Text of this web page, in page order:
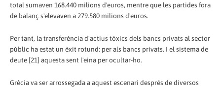
total sumaven 168.440 milions d'euros, mentre que les partides fora
de balanç s'elevaven a 279.580 milions d'euros.
Per tant, la transferència d'actius tòxics dels bancs privats al sector
públic ha estat un èxit rotund: per als bancs privats. I el sistema de
deute [21] aquesta sent l'eina per ocultar-ho.
Grècia va ser arrossegada a aquest escenari després de diversos